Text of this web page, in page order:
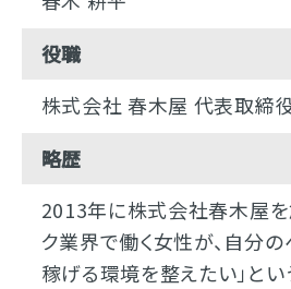
役職
株式会社 春木屋 代表取締
略歴
2013年に株式会社春木屋を
ク業界で働く女性が、自分
稼げる環境を整えたい」とい